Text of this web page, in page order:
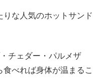
な人気のホットサンド
チェダー・パルメザ
べれば身体が温まるこ